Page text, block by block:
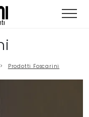
> Prodotti Foscarini